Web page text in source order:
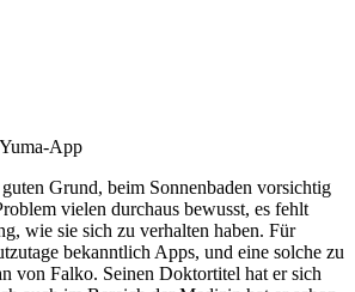
App
Grund, beim Sonnenbaden vorsichtig
vielen durchaus bewusst, es fehlt
wie sie sich zu verhalten haben. Für
bekanntlich Apps, und eine solche zu
von Falko. Seinen Doktortitel hat er sich